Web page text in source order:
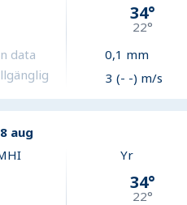
data
34°
22°
0,1 mm
3 (- -) m/s
aug
Yr
34°
22°